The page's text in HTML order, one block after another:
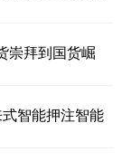
崇拜到国货崛
式智能押注智能